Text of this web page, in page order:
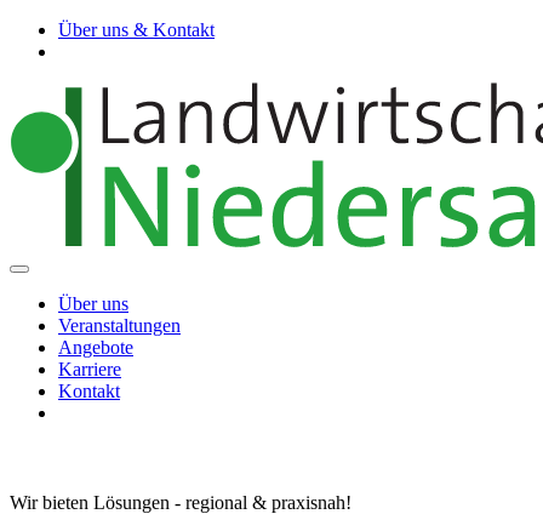
Über uns & Kontakt
Über uns
Veranstaltungen
Angebote
Karriere
Kontakt
Wir bieten Lösungen - regional & praxisnah!